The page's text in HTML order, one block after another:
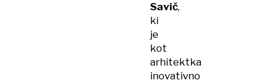
Savič,
ki
je
kot
arhitektka
inovativno